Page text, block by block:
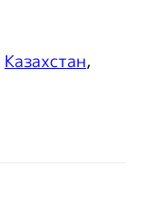
Казахстан,